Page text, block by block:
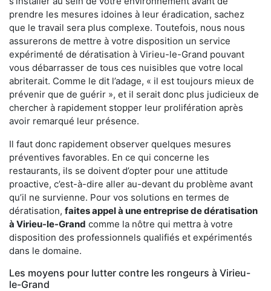
prendre les mesures idoines à leur éradication, sachez
que le travail sera plus complexe. Toutefois, nous nous
assurerons de mettre à votre disposition un service
expérimenté de dératisation à Virieu-le-Grand pouvant
vous débarrasser de tous ces nuisibles que votre local
abriterait. Comme le dit l’adage, « il est toujours mieux de
prévenir que de guérir », et il serait donc plus judicieux de
chercher à rapidement stopper leur prolifération après
avoir remarqué leur présence.
Il faut donc rapidement observer quelques mesures
préventives favorables. En ce qui concerne les
restaurants, ils se doivent d’opter pour une attitude
proactive, c’est-à-dire aller au-devant du problème avant
qu’il ne survienne. Pour vos solutions en termes de
dératisation, faites appel à une entreprise de dératisation
à Virieu-le-Grand comme la nôtre qui mettra à votre
disposition des professionnels qualifiés et expérimentés
dans le domaine.
Les moyens pour lutter contre les rongeurs à Virieu-
le-Grand